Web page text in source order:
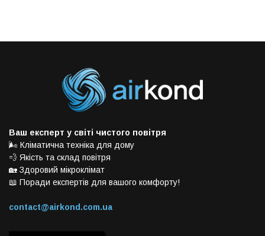
Ваш експерт у світі чистого повітря
🌬️ Кліматична техніка для дому
💨 Якість та склад повітря
🏡 Здоровий мікроклімат
📖 Поради експертів для вашого комфорту!
contact@airkond.com.ua